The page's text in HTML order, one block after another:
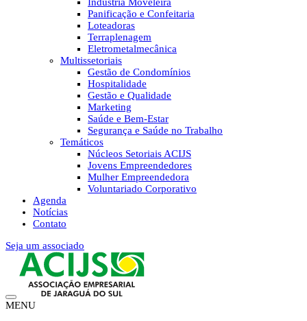
Panificação e Confeitaria
Loteadoras
Terraplenagem
Eletrometalmecânica
Multissetoriais
Gestão de Condomínios
Hospitalidade
Gestão e Qualidade
Marketing
Saúde e Bem-Estar
Segurança e Saúde no Trabalho
Temáticos
Núcleos Setoriais ACIJS
Jovens Empreendedores
Mulher Empreendedora
Voluntariado Corporativo
Agenda
Notícias
Contato
Seja um associado
MENU